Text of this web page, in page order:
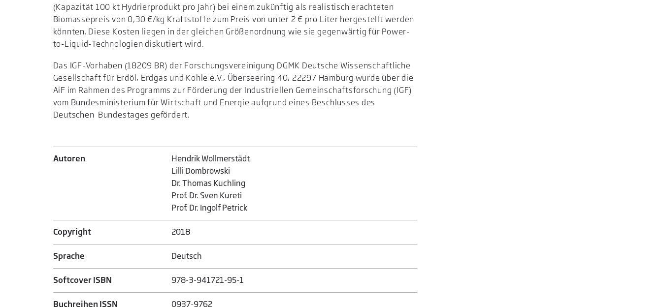
(Kapazität 100 kt Hydrierprodukt pro Jahr) bei einem zukünftig als realistisch erachteten
Biomassepreis von 0,30 €/kg Kraftstoffe zum Preis von unter 2 € pro Liter hergestellt werden
könnten. Diese Kosten liegen in der gleichen Größenordnung wie sie gegenwärtig für Power-
to-Liquid-Technologien diskutiert wird.
Das IGF-Vorhaben (18209 BR) der Forschungsvereinigung DGMK Deutsche Wissenschaftliche
Gesellschaft für Erdöl, Erdgas und Kohle e.V., Überseering 40, 22297 Hamburg wurde über die
AiF im Rahmen des Programms zur Förderung der Industriellen Gemeinschaftsforschung (IGF)
vom Bundesministerium für Wirtschaft und Energie aufgrund eines Beschlusses des
Deutschen Bundestages gefördert.
Autoren
Hendrik Wollmerstädt
Lilli Dombrowski
Dr. Thomas Kuchling
Prof. Dr. Sven Kureti
Prof. Dr. Ingolf Petrick
Copyright 2018
Sprache Deutsch
Softcover ISBN 978-3-941721-95-1
Buchreihen ISSN 0937-9762